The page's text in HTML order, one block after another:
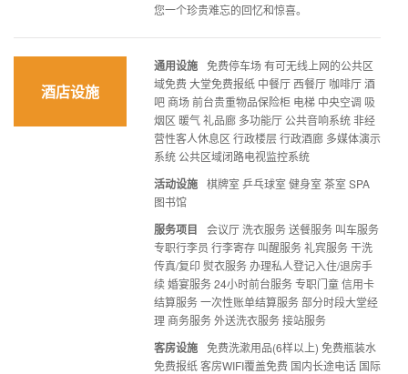
您一个珍贵难忘的回忆和惊喜。
酒店设施
通用设施 免费停车场 有可无线上网的公共区
域免费 大堂免费报纸 中餐厅 西餐厅 咖啡厅 酒
吧 商场 前台贵重物品保险柜 电梯 中央空调 吸
烟区 暖气 礼品廊 多功能厅 公共音响系统 非经
营性客人休息区 行政楼层 行政酒廊 多媒体演示
系统 公共区域闭路电视监控系统
活动设施 棋牌室 乒乓球室 健身室 茶室 SPA
图书馆
服务项目
会议厅 洗衣服务 送餐服务 叫车服务
专职行李员 行李寄存 叫醒服务 礼宾服务 干洗
传真/复印 熨衣服务 办理私人登记入住/退房手
续 婚宴服务 24小时前台服务 专职门童 信用卡
结算服务 一次性账单结算服务 部分时段大堂经
理 商务服务 外送洗衣服务 接站服务
客房设施 免费洗漱用品(6样以上) 免费瓶装水
免费报纸 客房WIFI覆盖免费 国内长途电话 国际